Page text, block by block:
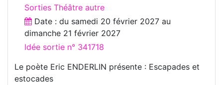
Sorties Théâtre autre
Date : du samedi 20 février 2027 au
dimanche 21 février 2027
Idée sortie n° 341718
Le poète Eric ENDERLIN présente : Escapades et
estocades